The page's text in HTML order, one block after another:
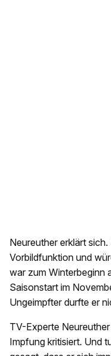
Neureuther erklärt
Vorbildfunktion und
war zum Winterbeginn
Saisonstart im
Ungeimpfter durfte er
TV-Experte
Impfung kritisiert. Und